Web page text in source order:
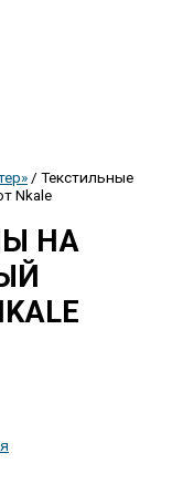
/ Текстильные
Nkale
НА